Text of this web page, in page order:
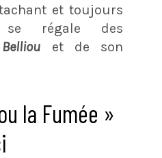
et toujours
régale des
Belliou et de son
la Fumée »